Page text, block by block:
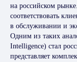
на российском
соответствовать
в обслуживании и
Одним из таких
Intelligence) стал
представляет